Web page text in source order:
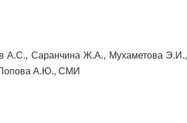
А.С., Саранчина Ж.А., Мухаметова Э.И.,
Попова А.Ю., СМИ